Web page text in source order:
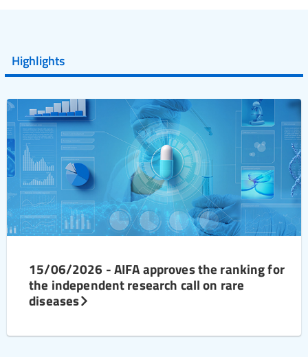
Highlights
15/06/2026 - AIFA approves the ranking for
the independent research call on rare
diseases